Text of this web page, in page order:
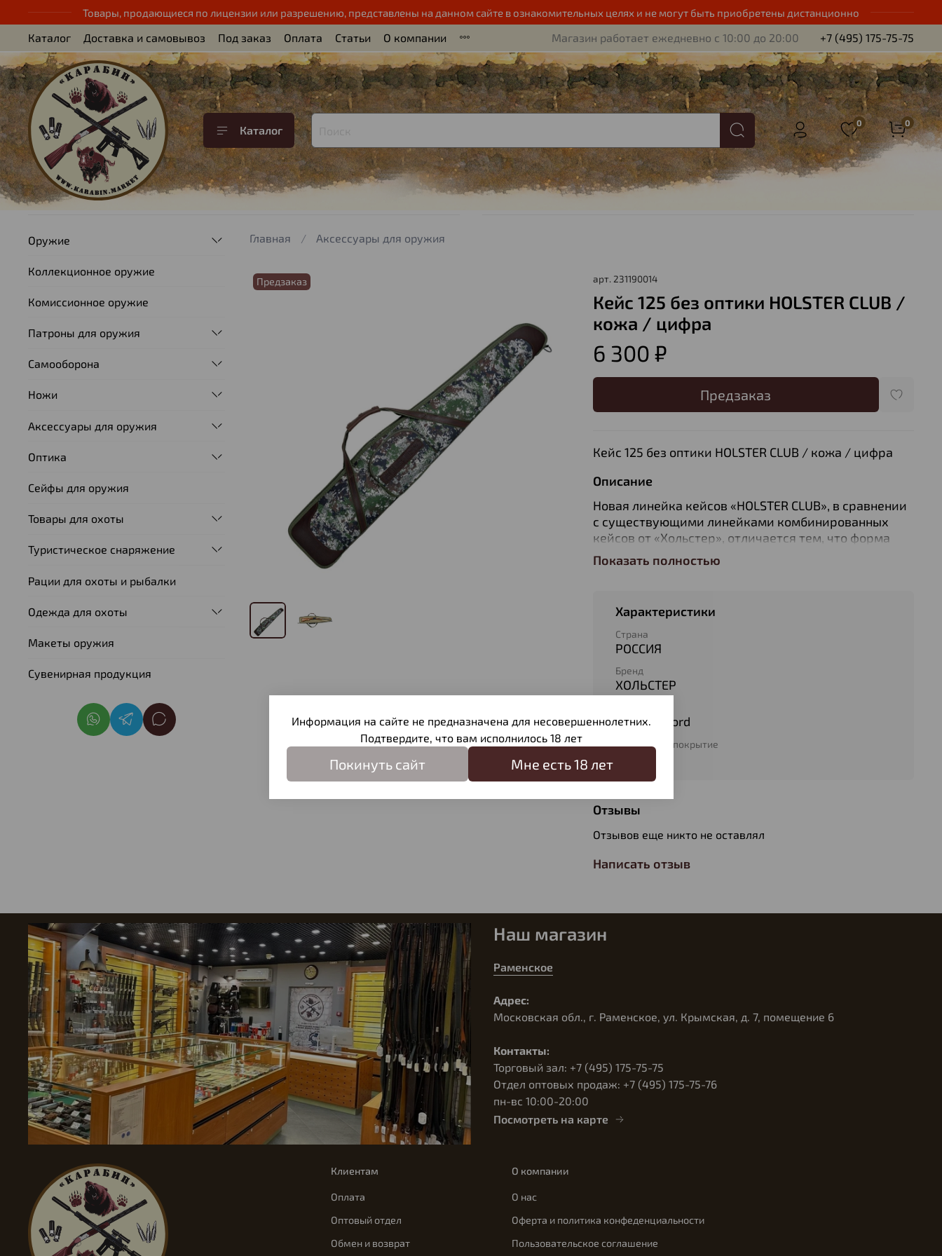
Товары, продающиеся по лицензии или разрешению, представлены на данном сайте в ознакомительных целях и не могут быть приобретены дистанционно
Каталог Доставка и самовывоз Под заказ Оплата Статьи О компании Магазин работает ежедневно с 10:00 до 20:00 +7 (495) 175-75-75
Каталог
0 0
Главная Аксессуары для оружия
Предзаказ арт. 231190014
Кейс 125 без оптики HOLSTER CLUB /
кожа / цифра
6 300 ₽
Предзаказ
Кейс 125 без оптики HOLSTER CLUB / кожа / цифра
Описание
Новая линейка кейсов «HOLSTER CLUB», в сравнении
с существующими линейками комбинированных
кейсов от «Хольстер», отличается тем, что форма
кейсов стала наиболее приближена к форме
современного оружия с увеличенной оптикой и
Показать полностью
Характеристики
Страна
РОССИЯ
Бренд
ХОЛЬСТЕР
Ткань Oxford
Внутреннее покрытие
Отзывы
Отзывов еще никто не оставлял
Написать отзыв
Оружие
Коллекционное оружие
Комиссионное оружие
Патроны для оружия
Самооборона
Ножи
Аксессуары для оружия
Оптика
Сейфы для оружия
Товары для охоты
Туристическое снаряжение
Рации для охоты и рыбалки
Одежда для охоты
Макеты оружия
Сувенирная продукция
Наш магазин
Раменское
Адрес:
Московская обл., г. Раменское, ул. Крымская, д. 7, помещение 6
Контакты:
Торговый зал: +7 (495) 175-75-75
Отдел оптовых продаж: +7 (495) 175-75-76
пн-вс 10:00-20:00
Посмотреть на карте
Клиентам
Оплата
Оптовый отдел
Обмен и возврат
О компании
О нас
Оферта и политика конфеденциальности
Пользовательское соглашение
Информация на сайте не предназначена для несовершеннолетних.
Подтвердите, что вам исполнилось 18 лет
Покинуть сайт Мне есть 18 лет